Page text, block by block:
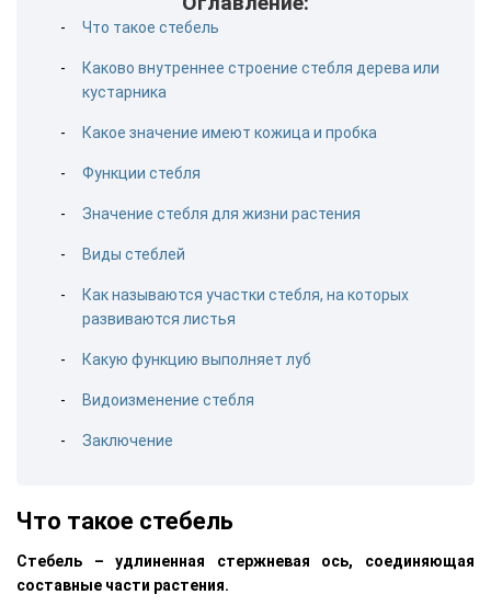
Что такое стебель
Каково внутреннее строение стебля дерева или
кустарника
Какое значение имеют кожица и пробка
Функции стебля
Значение стебля для жизни растения
Виды стеблей
Как называются участки стебля, на которых
развиваются листья
Какую функцию выполняет луб
Видоизменение стебля
Заключение
Что такое стебель
Стебель – удлиненная стержневая ось, соединяющая
составные части растения.